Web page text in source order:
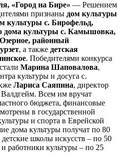
«Город на Бире» — Решением
признаны дом культуры
культуры с. Бирофельд,
дома культуры с. Камышовка,
районный
, а также детская
. Победителями конкурса
Марина Шаповалова,
культуры и досуга с.
Лариса Саяпина, директор
Всем им вручат
бюджета, финансовые
в государственной
и спорта в Еврейской
дома культуры получат по 80
школы искусств – по 50
работники культуры – по 25